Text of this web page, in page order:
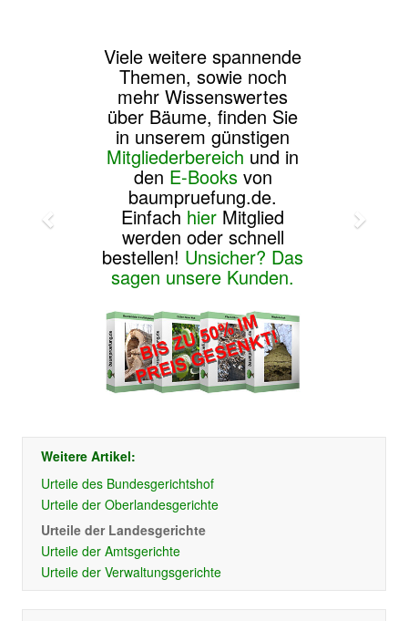
Viele weitere spannende
Themen, sowie noch
mehr Wissenswertes
über Bäume, finden Sie
in unserem günstigen
Mitgliederbereich und in
den E-Booksvon
baumpruefung.de.
Einfach hier Mitglied
werden oder schnell
bestellen! Unsicher? Das
sagen unsere Kunden.
Weitere Artikel:
Urteile des Bundesgerichtshof
Urteile der Oberlandesgerichte
Urteile der Landesgerichte
Urteile der Amtsgerichte
Urteile der Verwaltungsgerichte